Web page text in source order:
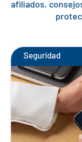
afiliados,
Seguridad